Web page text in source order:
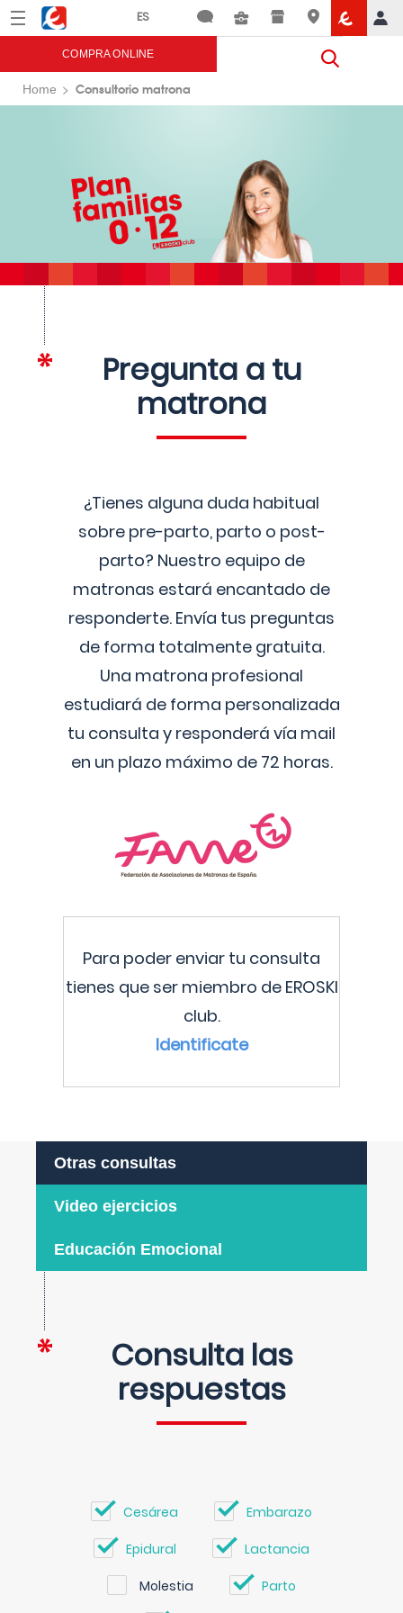
Menú Eroski
COMPRA ONLINE
Home Consultorio matrona
Pregunta a tu
matrona
¿Tienes alguna duda habitual
sobre pre-parto, parto o post-
parto? Nuestro equipo de
matronas estará encantado de
responderte. Envía tus preguntas
de forma totalmente gratuita.
Una matrona profesional
estudiará de forma personalizada
tu consulta y responderá vía mail
en un plazo máximo de 72 horas.
Para poder enviar tu consulta
tienes que ser miembro de EROSKI
club.
Identificate
Otras consultas
Video ejercicios
Educación Emocional
Consulta las
respuestas
Cesárea Embarazo
Epidural Lactancia
Molestia Parto